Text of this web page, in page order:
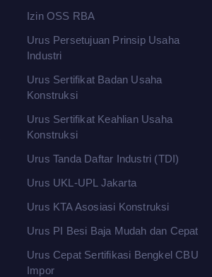
Izin OSS RBA
Urus Persetujuan Prinsip Usaha
Industri
Urus Sertifikat Badan Usaha
Konstruksi
Urus Sertifikat Keahlian Usaha
Konstruksi
Urus Tanda Daftar Industri (TDI)
Urus UKL-UPL Jakarta
Urus KTA Asosiasi Konstruksi
Urus PI Besi Baja Mudah dan Cepat
Urus Cepat Sertifikasi Bengkel CBU
Impor